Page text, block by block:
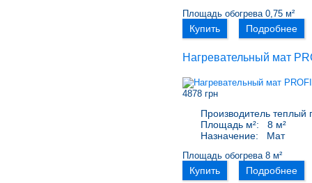
Площадь обогрева 0,75 м²
Купить Подробнее
Нагревательный мат
4878 грн
Производитель теплый
Площадь м²:
8 м²
Назначение:
Мат
Площадь обогрева 8 м²
Купить Подробнее